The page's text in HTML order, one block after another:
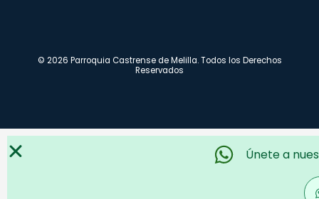
© 2026 Parroquia Castrense de Melilla. Todos los Derechos
Reservados
Únete a